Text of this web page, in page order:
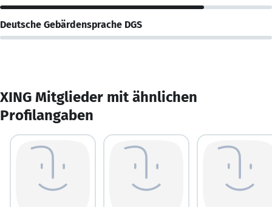
Deutsche Gebärdensprache DGS
XING Mitglieder mit ähnlichen
Profilangaben